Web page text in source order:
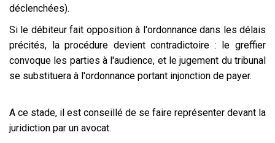
déclenchées).
Si le débiteur fait opposition à l'ordonnance dans les délais
précités, la procédure devient contradictoire : le greffier
convoque les parties à l'audience, et le jugement du tribunal
se substituera à l'ordonnance portant injonction de payer.
A ce stade, il est conseillé de se faire représenter devant la
juridiction par un avocat.